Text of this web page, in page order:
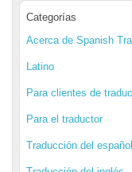
Categorías
Acerca de Spanish
Latino
Para clientes de
Para el traductor
Traducción del español